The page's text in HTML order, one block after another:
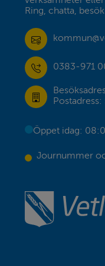
Ring, chatta,
0383-971
Öppet idag:
Journummer